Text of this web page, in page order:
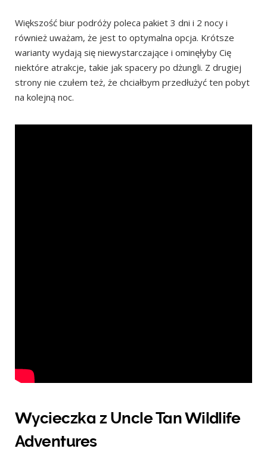
Większość biur podróży poleca pakiet 3 dni i 2 nocy i
również uważam, że jest to optymalna opcja. Krótsze
warianty wydają się niewystarczające i ominęłyby Cię
niektóre atrakcje, takie jak spacery po dżungli. Z drugiej
strony nie czułem też, że chciałbym przedłużyć ten pobyt
na kolejną noc.
Wycieczka z Uncle Tan Wildlife
Adventures